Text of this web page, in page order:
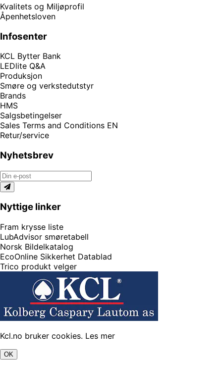
Kvalitets og Miljøprofil
Åpenhetsloven
Infosenter
KCL Bytter Bank
LEDlite Q&A
Produksjon
Smøre og verkstedutstyr
Brands
HMS
Salgsbetingelser
Sales Terms and Conditions EN
Retur/service
Nyhetsbrev
Nyttige linker
Fram krysse liste
LubAdvisor smøretabell
Norsk Bildelkatalog
EcoOnline Sikkerhet Datablad
Trico produkt velger
Kcl.no bruker cookies. Les mer
OK